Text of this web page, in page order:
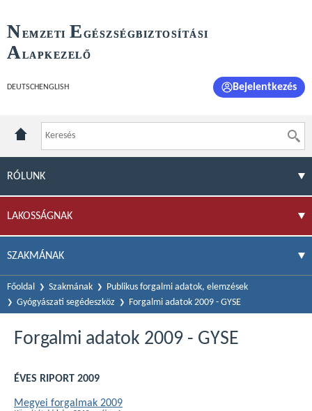
NEMZETI E GÉSZSÉGBIZTOSÍTÁSI
ALAPKEZELŐ
DEUTSCH ENGLISH Bejelentkezés
RÓLUNK
LAKOSSÁGNAK
SZAKMÁNAK
Főoldal Szakmának
Publikus forgalmi adatok, elemzések
Gyógyászati segédeszköz
Forgalmi adatok 2009 - GYSE
Forgalmi adatok 2009 - GYSE
ÉVES RIPORT 2009
Megyei forgalmak 2009